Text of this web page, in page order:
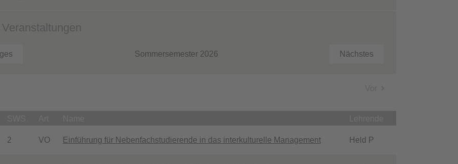
Sommersemester 2026 Nächstes
2 VO Einführung für Nebenfachstudierende in das interkulturelle Management Held P